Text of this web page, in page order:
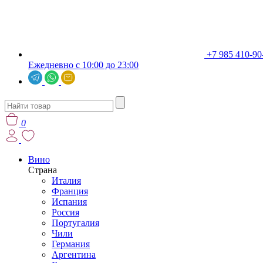
+7 985 410-
Ежедневно с 10:00 до 23:00
0
Вино
Страна
Италия
Франция
Испания
Россия
Португалия
Чили
Германия
Аргентина